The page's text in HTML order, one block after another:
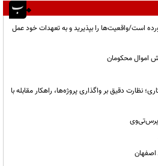
است/واقعیت‌ها را بپذیرید و به تعهدات خود عمل
اموال محکومان
نظارت دقیق بر واگذاری پروژه‌ها، راهکار مقابله با
پرس‌تی‌وی